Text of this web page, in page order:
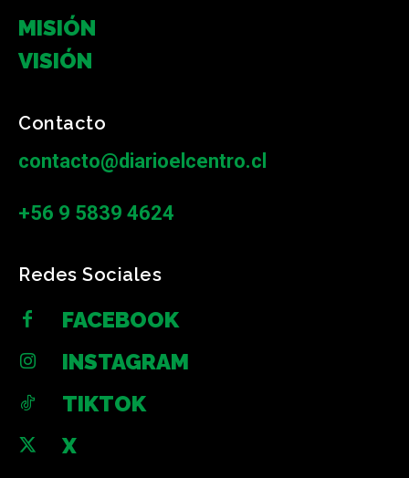
MISIÓN
VISIÓN
Contacto
contacto@diarioelcentro.cl
+56 9 5839 4624
Redes Sociales
FACEBOOK
INSTAGRAM
TIKTOK
X